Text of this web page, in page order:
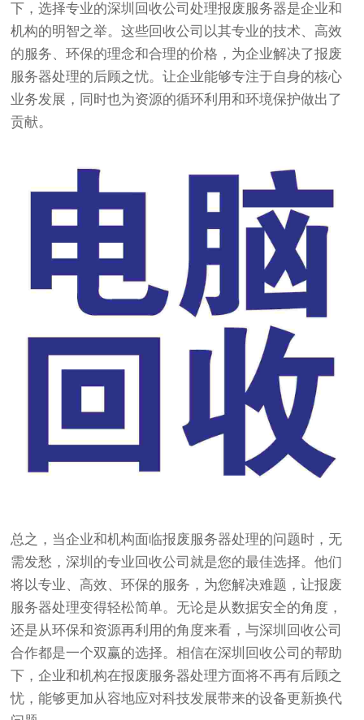
下，选择专业的深圳回收公司处理报废服务器是企业和
机构的明智之举。这些回收公司以其专业的技术、高效
的服务、环保的理念和合理的价格，为企业解决了报废
服务器处理的后顾之忧。让企业能够专注于自身的核心
业务发展，同时也为资源的循环利用和环境保护做出了
贡献。
总之，当企业和机构面临报废服务器处理的问题时，无
需发愁，深圳的专业回收公司就是您的最佳选择。他们
将以专业、高效、环保的服务，为您解决难题，让报废
服务器处理变得轻松简单。无论是从数据安全的角度，
还是从环保和资源再利用的角度来看，与深圳回收公司
合作都是一个双赢的选择。相信在深圳回收公司的帮助
下，企业和机构在报废服务器处理方面将不再有后顾之
忧，能够更加从容地应对科技发展带来的设备更新换代